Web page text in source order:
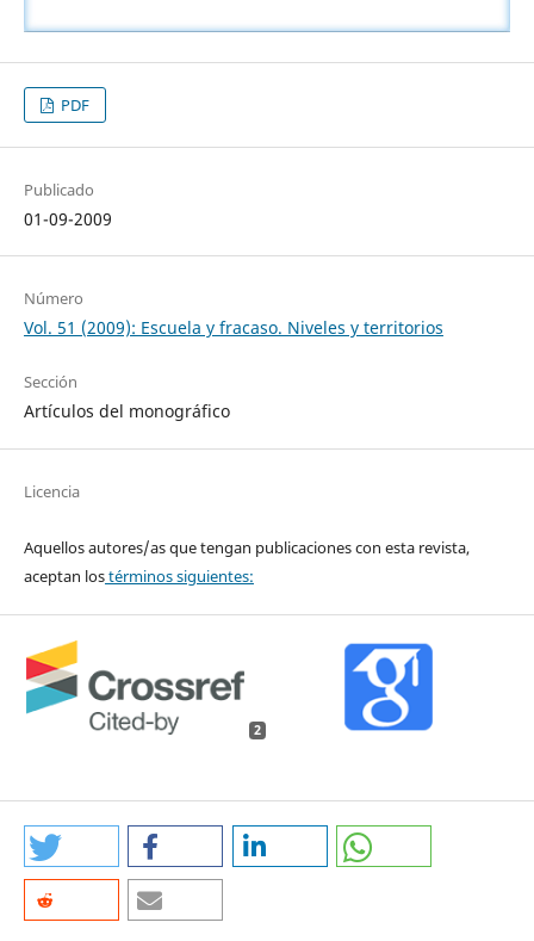
PDF
Publicado
01-09-2009
Número
Vol. 51 (2009): Escuela y fracaso. Niveles y territorios
Sección
Artículos del monográfico
Licencia
Aquellos autores/as que tengan publicaciones con esta revista,
aceptan lostérminos siguientes:
2